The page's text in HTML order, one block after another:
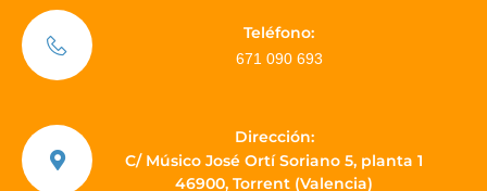
Teléfono:
671 090 693
Dirección:
C/ Músico José Ortí Soriano 5, planta 1
46900, Torrent (Valencia)